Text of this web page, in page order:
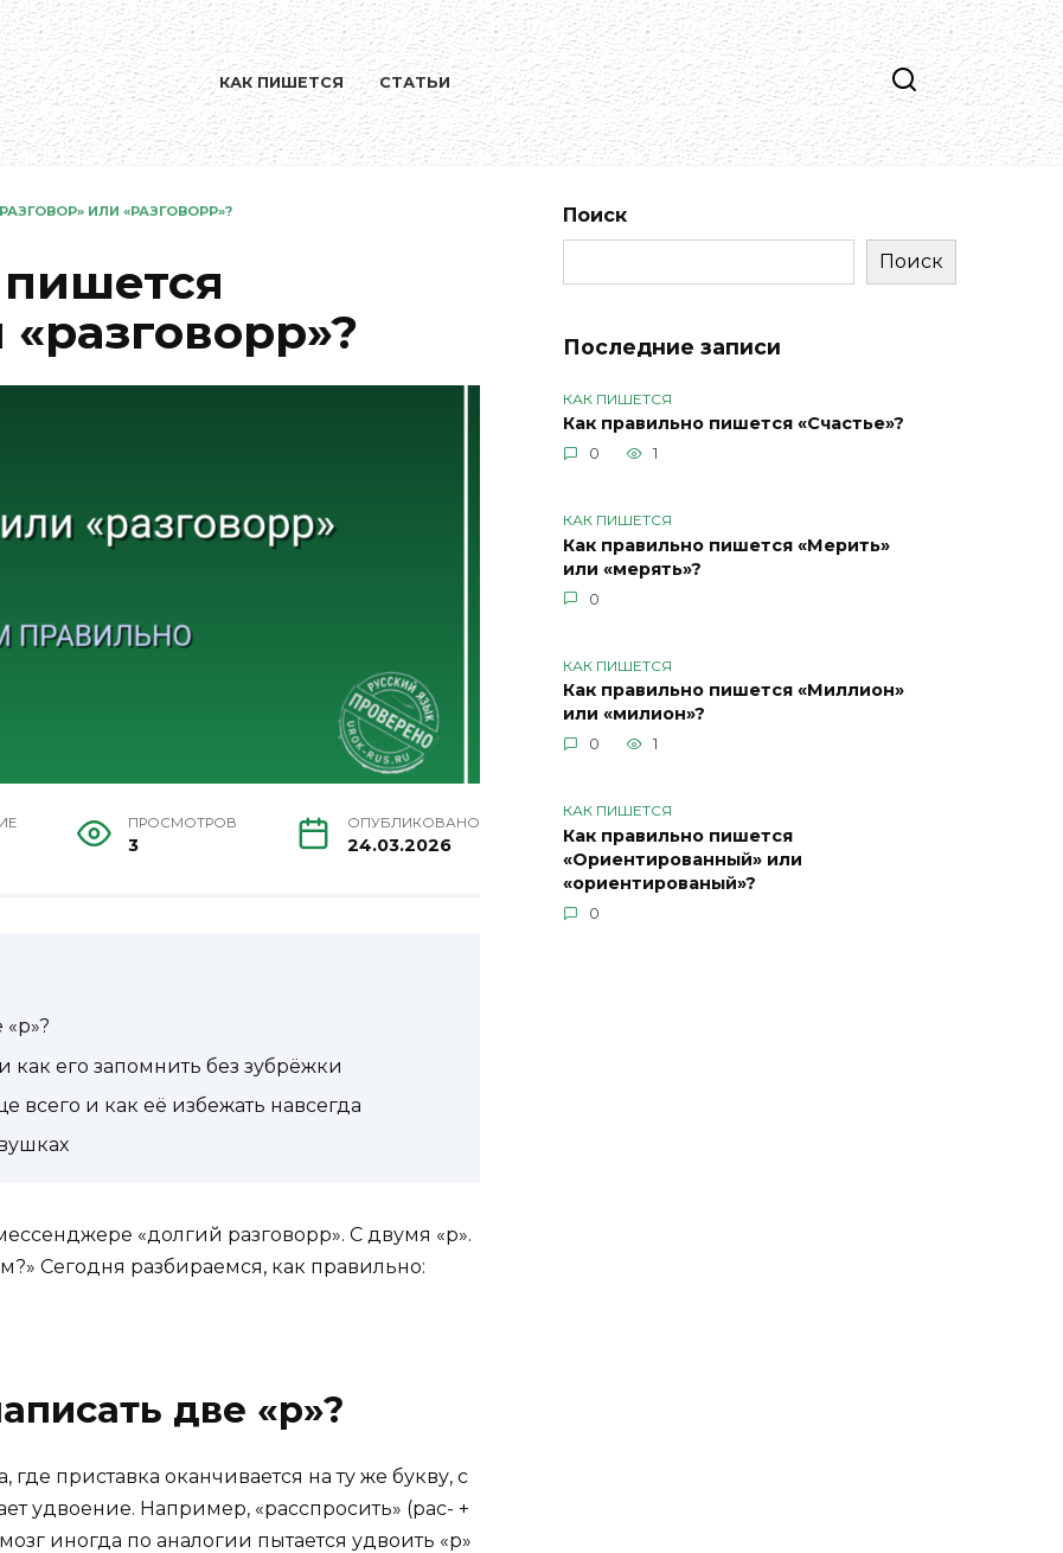
КАК ПИШЕТСЯ СТАТЬИ
ИЛИ «РАЗГОВОРР»?
ПРОСМОТРОВ
3
ОПУБЛИКОВАНО
24.03.2026
его запомнить без зубрёжки
всего и как её избежать навсегда
«долгий разговорр». С двумя «р».
Сегодня разбираемся, как правильно:
две «р»?
где приставка оканчивается на ту же букву, с
удвоение. Например, «расспросить» (рас- +
иногда по аналогии пытается удвоить «р»
Поиск
Поиск
Последние записи
КАК ПИШЕТСЯ
Как правильно пишется «Счастье»?
0 1
КАК ПИШЕТСЯ
Как правильно пишется «Мерить»
или «мерять»?
0
КАК ПИШЕТСЯ
Как правильно пишется «Миллион»
или «милион»?
0 1
КАК ПИШЕТСЯ
Как правильно пишется
«Ориентированный» или
«ориентированый»?
0